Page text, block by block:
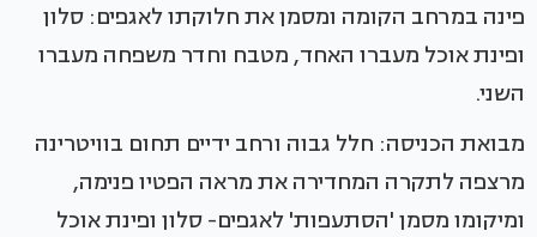
פינה במרחב הקומה ומסמן את חלוקתו לאגפים: סלון
ופינת אוכל מעברו האחד, מטבח וחדר משפחה מעברו
השני.
מבואת הכניסה: חלל גבוה ורחב ידיים תחום בוויטרינה
מרצפה לתקרה המחדירה את מראה הפטיו פנימה,
ומיקומו מסמן 'הסתעפות' לאגפים- סלון ופינת אוכל